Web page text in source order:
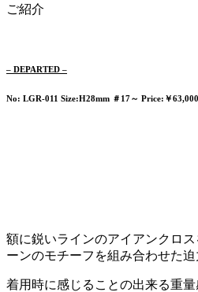
ご紹介
– DEPARTED –
No: LGR-011 Size:H28mm ＃17～ Price:￥
額に鋭いラインのアイアンクロ
ーンのモチーフを組み合わせた
着用時に感じることの出来る重